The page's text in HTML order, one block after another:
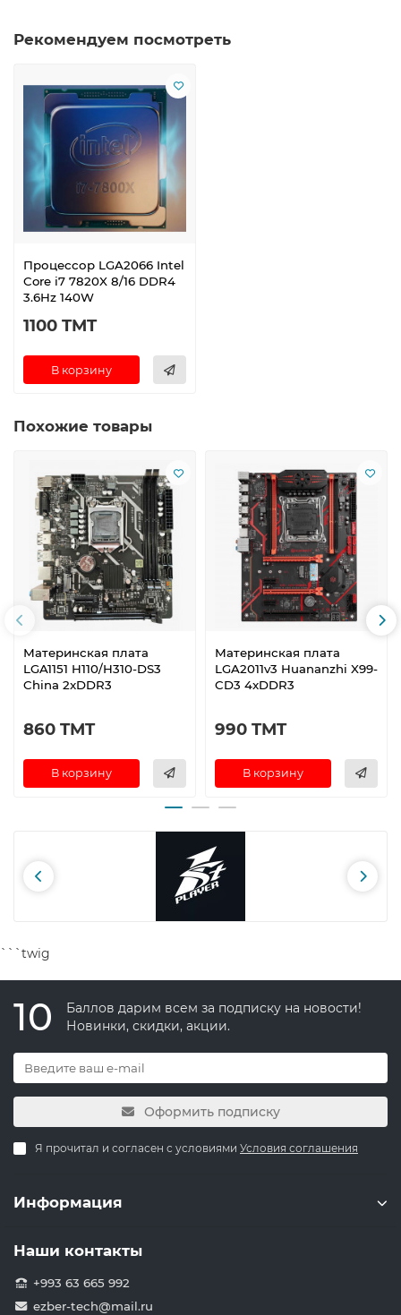
Рекомендуем посмотреть
Процессор LGA2066 Intel
Core i7 7820X 8/16 DDR4
3.6Hz 140W
1100 TMT
В корзину
Похожие товары
Материнская плата
LGA1151 H110/H310-DS3
China 2xDDR3
860 TMT
В корзину
Материнская плата
LGA2011v3 Huananzhi X99-
CD3 4xDDR3
990 TMT
В корзину
```twig
10
Баллов дарим всем за подписку на новости!
Новинки, скидки, акции.
Оформить подписку
Я прочитал и согласен с условиями Условия соглашения
Информация
Наши контакты
+993 63 665 992
ezber-tech@mail.ru